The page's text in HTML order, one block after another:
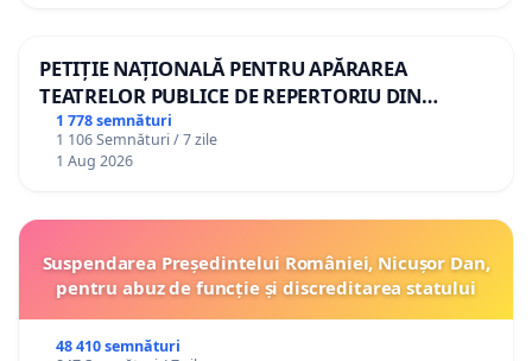
PETIȚIE NAȚIONALĂ PENTRU APĂRAREA
TEATRELOR PUBLICE DE REPERTORIU DIN
ROMÂNIA
1 778 semnături
1 106 Semnături / 7 zile
1 Aug 2026
Suspendarea Președintelui României, Nicușor Dan,
pentru abuz de funcție și discreditarea statului
48 410 semnături